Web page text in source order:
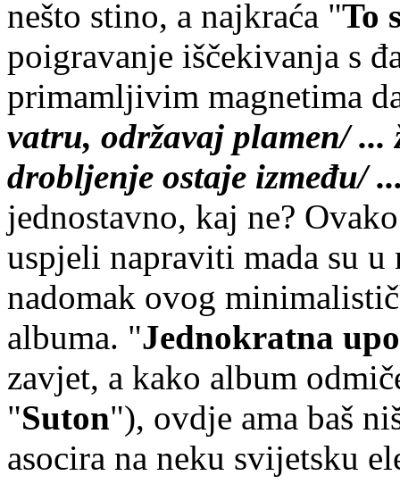
nešto stino, a najkraća "To
poigravanje iščekivanja s
primamljivim magnetima
vatru, održavaj plamen/
drobljenje ostaje između/
jednostavno, kaj ne?
uspjeli napraviti mada su
nadomak ovog
albuma. "Jednokratna
zavjet, a kako album
"Suton"), ovdje ama baš
asocira na neku svijetsku